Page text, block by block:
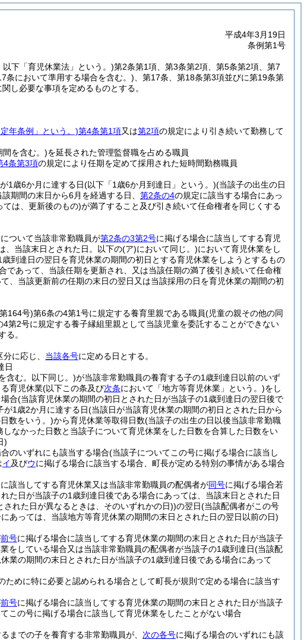
平成4年3月19日
条例第1号
下「育児休業法」という。)第2条第1項、第3条第2項、第5条第2項、第7
条において準用する場合を含む。) 、第17条、第18条第3項並びに第19条第
し必要な事項を定めるものとする。
年条例」という。)第4条第1項又は第2項の規定により引き続いて勤務して
間を含む。)を延長された管理監督職を占める職員
4条第3項の規定により任期を定めて採用された短時間勤務職員
が1歳6か月に達する日(以下「1歳6か月到達日」という。)(当該子の出生の日
期間の末日から6月を経過する日、 第2条の4の規定に該当する場合にあっ
ては、更新後のもの)が満了すること及び引き続いて任命権者を同じくする
ついて当該非常勤職員が第2条の3第2号に掲げる場合に該当してする育児
、当該末日とされた日。以下の(ア)において同じ。)において育児休業をし
到達日の翌日を育児休業の期間の初日とする育児休業をしようとするもの
あって、当該任期を更新され、又は当該任期の満了後引き続いて任命権
、当該更新前の任期の末日の翌日又は当該採用の日を育児休業の期間の初
164号)第6条の4第1号に規定する養育里親である職員(児童の親その他の同
2号に規定する養子縁組里親として当該児童を委託することができない
る。
に応じ、 当該各号に定める日とする。
日
含む。以下同じ。)が当該非常勤職員の養育する子の1歳到達日以前のいず
育児休業(以下この条及び次条において「地方等育児休業」という。)をし
合(当該育児休業の期間の初日とされた日が当該子の1歳到達日の翌日後で
1歳2か月に達する日(当該日が当該育児休業の期間の初日とされた日から
数をいう。)から育児休業等取得日数(当該子の出生の日以後当該非常勤職
なかった日数と当該子について育児休業をした日数を合算した日数をい
)
のいずれにも該当する場合(当該子についてこの号に掲げる場合に該当し
イ及びウに掲げる場合に該当する場合、町長が定める特別の事情がある場合
該当してする育児休業又は当該非常勤職員の配偶者が同号に掲げる場合若
た日が当該子の1歳到達日後である場合にあっては、当該末日とされた日
れた日が異なるときは、そのいずれかの日))の翌日(当該配偶者がこの号
あっては、当該地方等育児休業の期間の末日とされた日の翌日以前の日)
前号に掲げる場合に該当してする育児休業の期間の末日とされた日が当該子
をしている場合又は当該非常勤職員の配偶者が当該子の1歳到達日(当該配
業の期間の末日とされた日が当該子の1歳到達日後である場合にあって
めに特に必要と認められる場合として町長が規則で定める場合に該当す
前号に掲げる場合に該当してする育児休業の期間の末日とされた日が当該子
この号に掲げる場合に該当して育児休業をしたことがない場合
までの子を養育する非常勤職員が、 次の各号に掲げる場合のいずれにも該